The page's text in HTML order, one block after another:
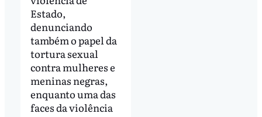
Estado,
denunciando
também o papel da
tortura sexual
contra mulheres e
meninas negras,
enquanto uma das
faces da violência